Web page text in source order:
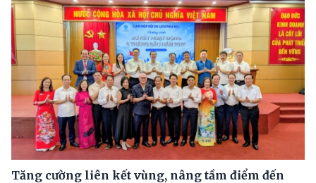
Tăng cường liên kết vùng, nâng tầm điểm đến